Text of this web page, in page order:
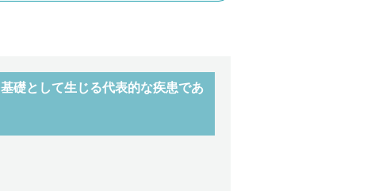
礎として生じる代表的な疾患であ